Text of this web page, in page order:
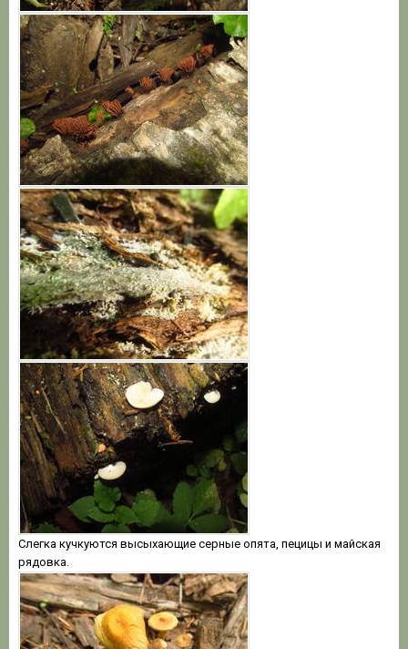
Слегка кучкуются высыхающие серные опята, пецицы и майская
рядовка.